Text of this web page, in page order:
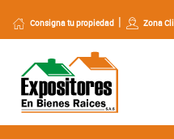
Consigna tu propiedad Zona